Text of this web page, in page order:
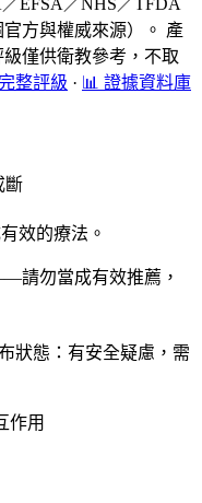
官方與權威來源）。 產
僅供衛教參考，不取
整評級 · 📊 證據資料庫
斷
效的療法。
請勿當成有效推薦，
狀態：有安全疑慮，需
作用